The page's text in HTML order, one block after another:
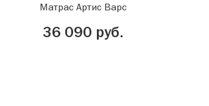
Матрас Артис Варс
36 090 руб.